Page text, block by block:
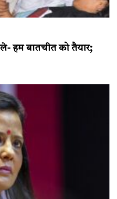
हम बातचीत को तैयार;